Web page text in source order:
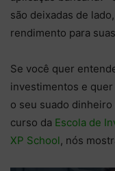
são deixadas de
rendimento para
Se você quer
investimentos e
o seu suado
curso da Escola de
XP School, nós